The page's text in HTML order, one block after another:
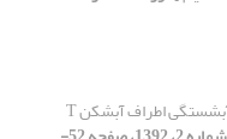
مطالعه آزمایشگاهی الگوی آبشستگی اطراف آبشکن T